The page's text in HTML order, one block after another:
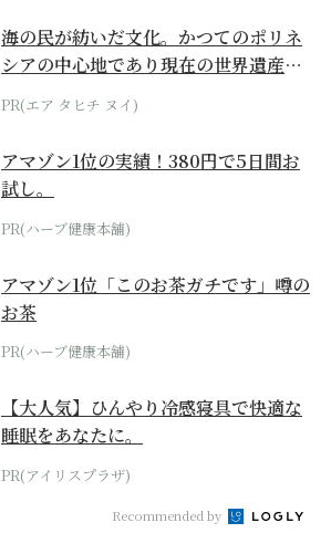
海の民が紡いだ文化。かつてのポリネ
シアの中心地であり現在の世界遺産か
らみえてくる...
PR(エア タヒチ ヌイ)
アマゾン1位の実績！380円で5日間お
試し。
PR(ハーブ健康本舗)
アマゾン1位「このお茶ガチです」噂の
お茶
PR(ハーブ健康本舗)
【大人気】ひんやり冷感寝具で快適な
睡眠をあなたに。
PR(アイリスプラザ)
Recommended by